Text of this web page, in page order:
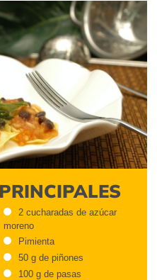
2 cucharadas de azúcar
moreno
Pimienta
50 g de piñones
100 g de pasas